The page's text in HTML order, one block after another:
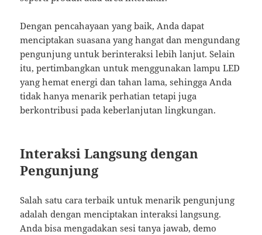
Dengan pencahayaan yang baik, Anda dapat
menciptakan suasana yang hangat dan mengundang
pengunjung untuk berinteraksi lebih lanjut. Selain
itu, pertimbangkan untuk menggunakan lampu LED
yang hemat energi dan tahan lama, sehingga Anda
tidak hanya menarik perhatian tetapi juga
berkontribusi pada keberlanjutan lingkungan.
Interaksi Langsung dengan
Pengunjung
Salah satu cara terbaik untuk menarik pengunjung
adalah dengan menciptakan interaksi langsung.
Anda bisa mengadakan sesi tanya jawab, demo